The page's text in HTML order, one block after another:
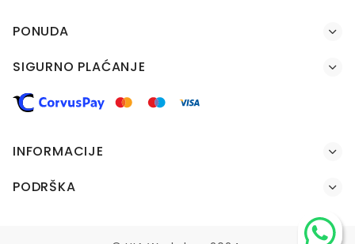
PONUDA
SIGURNO PLAĆANJE
INFORMACIJE
PODRŠKA